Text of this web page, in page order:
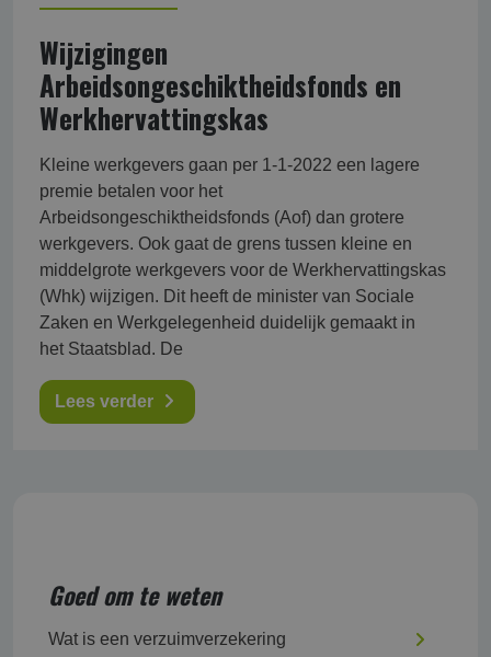
Wijzigingen
Arbeidsongeschiktheidsfonds en
Werkhervattingskas
Kleine werkgevers gaan per 1-1-2022 een lagere
premie betalen voor het
Arbeidsongeschiktheidsfonds (Aof) dan grotere
werkgevers. Ook gaat de grens tussen kleine en
middelgrote werkgevers voor de Werkhervattingskas
(Whk) wijzigen. Dit heeft de minister van Sociale
Zaken en Werkgelegenheid duidelijk gemaakt in
het Staatsblad. De
Lees verder
Goed om te weten
Wat is een verzuimverzekering